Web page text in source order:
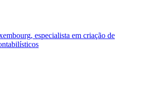
especialista em criação de